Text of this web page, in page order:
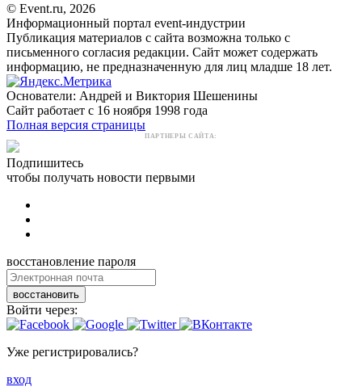
© Event.ru, 2026
Информационный портал event-индустрии
Публикация материалов с сайта возможна только с
письменного согласия редакции. Сайт может содержать
информацию, не предназначенную для лиц младше 18 лет.
Основатели: Андрей и Виктория Шешенины
Сайт работает с 16 ноября 1998 года
Полная версия страницы
ПАРТНЕРЫ САЙТА:
Подпишитесь
чтобы получать новости первыми
восстановление пароля
восстановить
Войти через:
Уже регистрировались?
вход